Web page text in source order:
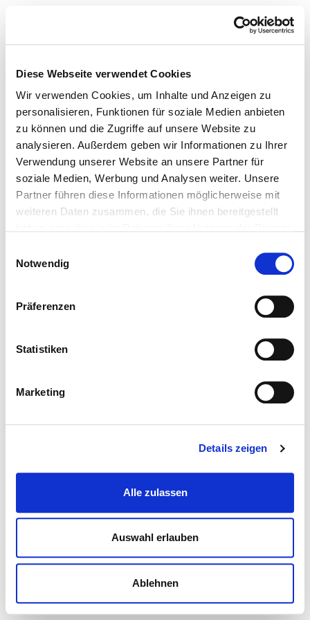
Diese Webseite verwendet Cookies
Wir verwenden Cookies, um Inhalte und Anzeigen zu
personalisieren, Funktionen für soziale Medien anbieten
zu können und die Zugriffe auf unsere Website zu
analysieren. Außerdem geben wir Informationen zu Ihrer
Verwendung unserer Website an unsere Partner für
soziale Medien, Werbung und Analysen weiter. Unsere
Partner führen diese Informationen möglicherweise mit
weiteren Daten zusammen, die Sie ihnen bereitgestellt
Notwendig
Präferenzen
Statistiken
Marketing
Details zeigen
Alle zulassen
Auswahl erlauben
Ablehnen